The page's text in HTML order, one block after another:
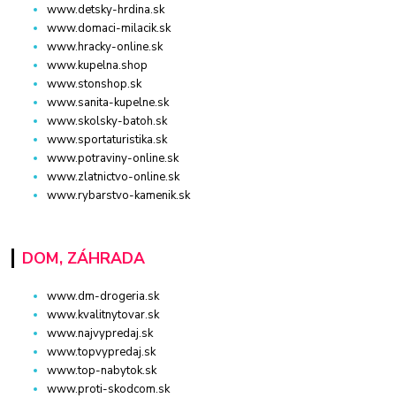
www.detsky-hrdina.sk
www.domaci-milacik.sk
www.hracky-online.sk
www.kupelna.shop
www.stonshop.sk
www.sanita-kupelne.sk
www.skolsky-batoh.sk
www.sportaturistika.sk
www.potraviny-online.sk
www.zlatnictvo-online.sk
www.rybarstvo-kamenik.sk
DOM, ZÁHRADA
www.dm-drogeria.sk
www.kvalitnytovar.sk
www.najvypredaj.sk
www.topvypredaj.sk
www.top-nabytok.sk
www.proti-skodcom.sk